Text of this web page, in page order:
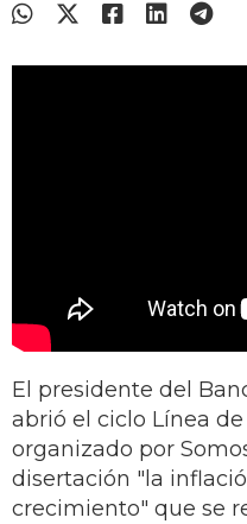
El presidente del
abrió el ciclo Línea
organizado por
disertación "la
crecimiento" que se